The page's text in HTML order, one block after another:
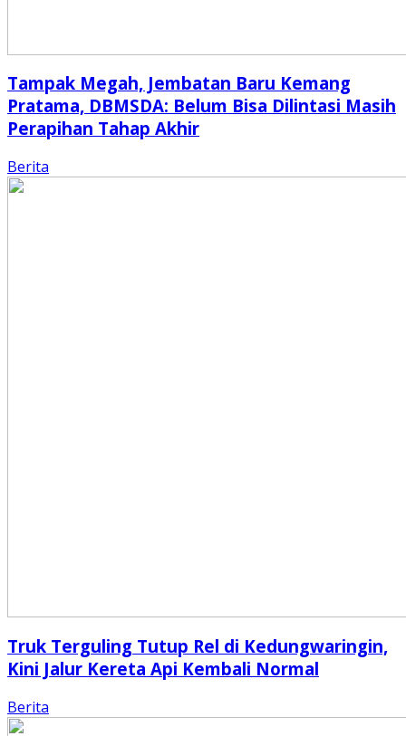
Tampak Megah, Jembatan Baru Kemang
Pratama, DBMSDA: Belum Bisa Dilintasi Masih
Perapihan Tahap Akhir
Berita
Truk Terguling Tutup Rel di Kedungwaringin,
Kini Jalur Kereta Api Kembali Normal
Berita